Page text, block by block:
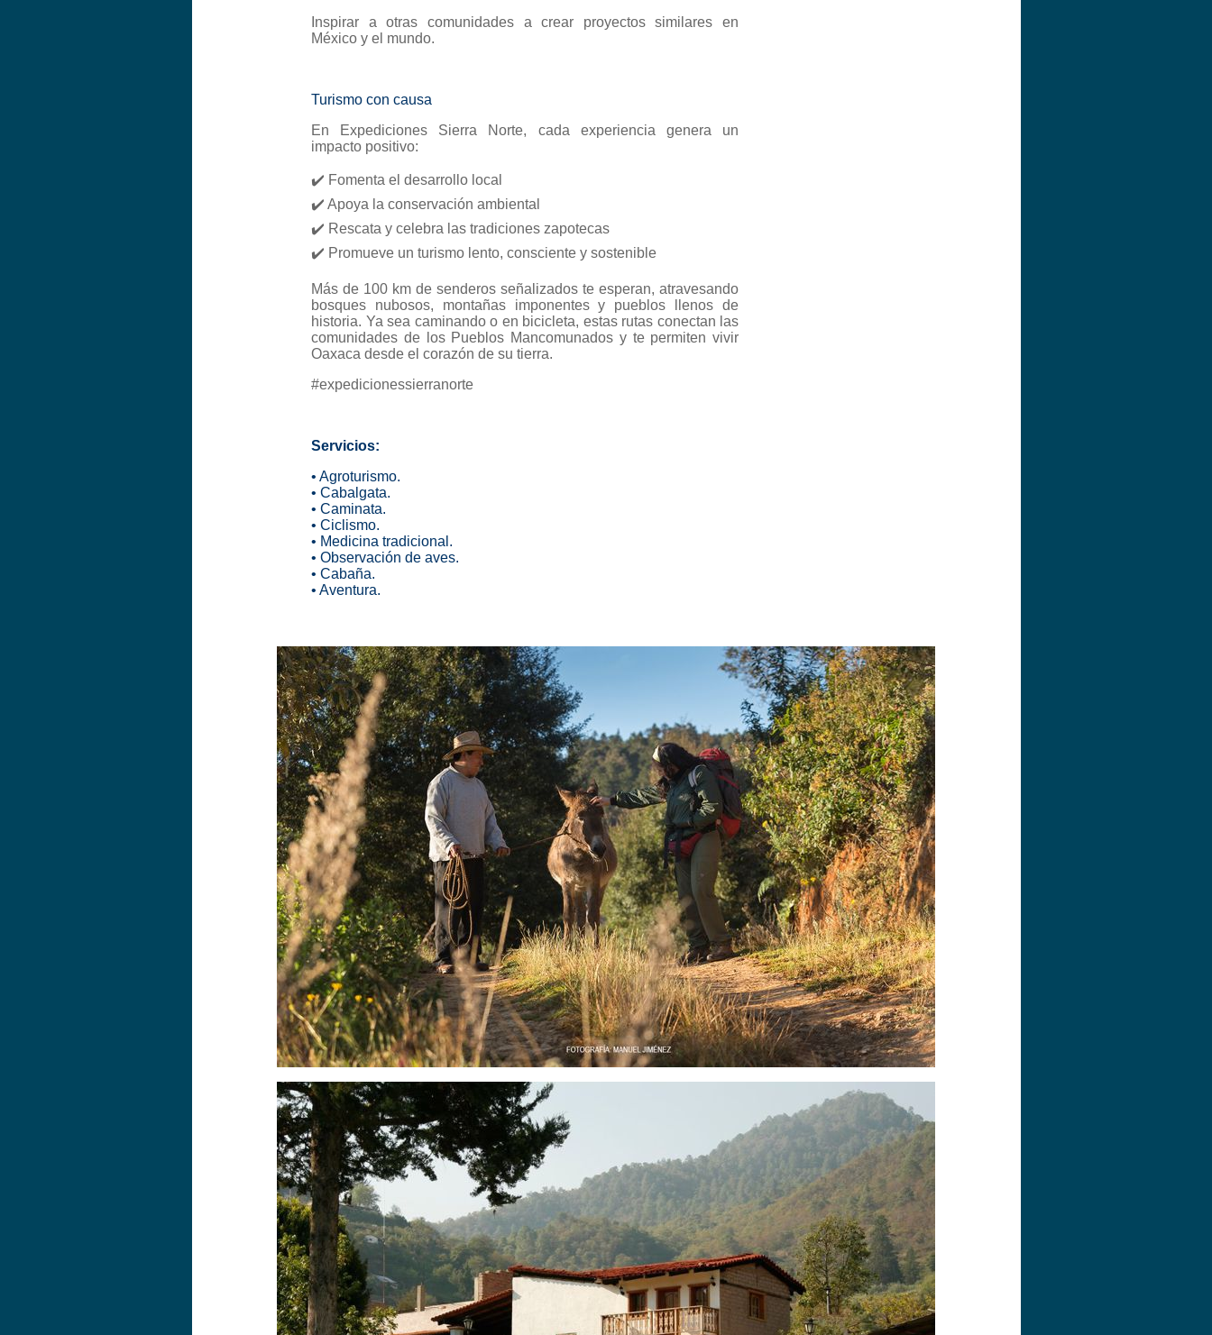
Inspirar a otras comunidades a crear proyectos similares en
México y el mundo.
Turismo con causa
En Expediciones Sierra Norte, cada experiencia genera un
impacto positivo:
✔️ Fomenta el desarrollo local
✔️ Apoya la conservación ambiental
✔️ Rescata y celebra las tradiciones zapotecas
✔️ Promueve un turismo lento, consciente y sostenible
Más de 100 km de senderos señalizados te esperan, atravesando
bosques nubosos, montañas imponentes y pueblos llenos de
historia. Ya sea caminando o en bicicleta, estas rutas conectan las
comunidades de los Pueblos Mancomunados y te permiten vivir
Oaxaca desde el corazón de su tierra.
#expedicionessierranorte
Servicios:
• Agroturismo.
• Cabalgata.
• Caminata.
• Ciclismo.
• Medicina tradicional.
• Observación de aves.
• Cabaña.
• Aventura.